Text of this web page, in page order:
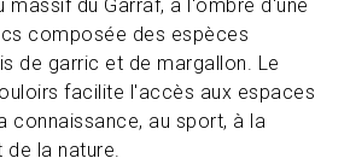
massif du Garraf, à l'ombre d'une
composée des espèces
de garric et de margallon. Le
facilite l'accès aux espaces
connaissance, au sport, à la
la nature.